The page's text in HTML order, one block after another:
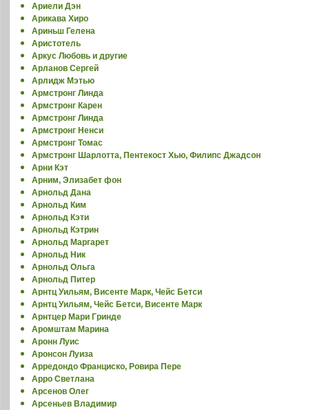
Ариели Дэн
Арикава Хиро
Ариньш Гелена
Аристотель
Аркус Любовь и другие
Арланов Сергей
Арлидж Мэтью
Армстронг Линда
Армстронг Карен
Армстронг Линда
Армстронг Ненси
Армстронг Томас
Армстронг Шарлотта, Пентекост Хью, Филипс Джадсон
Арни Кэт
Арним, Элизабет фон
Арнольд Дана
Арнольд Ким
Арнольд Кэти
Арнольд Кэтрин
Арнольд Маргарет
Арнольд Ник
Арнольд Ольга
Арнольд Питер
Арнтц Уильям, Висенте Марк, Чейс Бетси
Арнтц Уильям, Чейс Бетси, Висенте Марк
Арнтцер Мари Гринде
Аромштам Марина
Аронн Луис
Аронсон Луиза
Арредондо Франциско, Ровира Пере
Арро Светлана
Арсенов Олег
Арсеньев Владимир